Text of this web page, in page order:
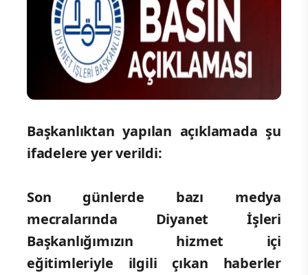
Başkanlıktan yapılan açıklamada şu
ifadelere yer verildi:
Son günlerde bazı medya
mecralarında Diyanet İşleri
Başkanlığımızın hizmet içi
eğitimleriyle ilgili çıkan haberler